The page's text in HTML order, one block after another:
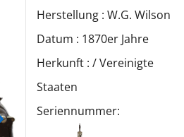
Herstellung : W.G. Wilson
Datum : 1870er Jahre
Herkunft : / Vereinigte
Staaten
Seriennummer: